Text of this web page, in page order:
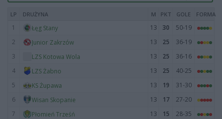
LP DRUŻYNA M PKT GOLE FORMA
1 Łęg Stany 13 30
50-19
2
Junior Zakrzów 13 25
36-19
3
LZS Kotowa Wola 13 25
36-16
4
LZS Żabno 13 25
40-25
5
KS Żupawa 13 19
31-30
6
Wisan Skopanie 13 17
27-20
7
Płomień Trześń 13 15
28-35